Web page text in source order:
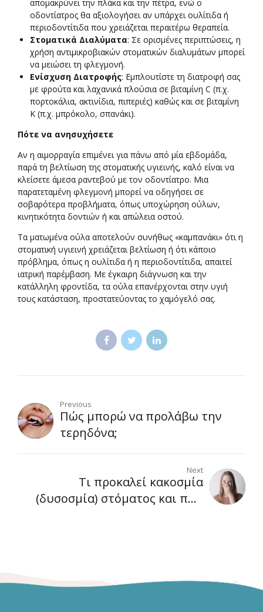
απομακρύνει την πλάκα και την πέτρα, ενώ ο
οδοντίατρος θα αξιολογήσει αν υπάρχει ουλίτιδα ή
περιοδοντίτιδα που χρειάζεται περαιτέρω θεραπεία.
Στοματικά Διαλύματα: Σε ορισμένες περιπτώσεις, η
χρήση αντιμικροβιακών στοματικών διαλυμάτων μπορεί
να μειώσει τη φλεγμονή.
Ενίσχυση Διατροφής: Εμπλουτίστε τη διατροφή σας
με φρούτα και λαχανικά πλούσια σε βιταμίνη C (π.χ.
πορτοκάλια, ακτινίδια, πιπεριές) καθώς και σε βιταμίνη
Κ (π.χ. μπρόκολο, σπανάκι).
Πότε να ανησυχήσετε
Αν η αιμορραγία επιμένει για πάνω από μία εβδομάδα,
παρά τη βελτίωση της στοματικής υγιεινής, καλό είναι να
κλείσετε άμεσα ραντεβού με τον οδοντίατρο. Μια
παρατεταμένη φλεγμονή μπορεί να οδηγήσει σε
σοβαρότερα προβλήματα, όπως υποχώρηση ούλων,
κινητικότητα δοντιών ή και απώλεια οστού.
Τα ματωμένα ούλα αποτελούν συνήθως «καμπανάκι» ότι η
στοματική υγιεινή χρειάζεται βελτίωση ή ότι κάποιο
πρόβλημα, όπως η ουλίτιδα ή η περιοδοντίτιδα, απαιτεί
ιατρική παρέμβαση. Με έγκαιρη διάγνωση και την
κατάλληλη φροντίδα, τα ούλα επανέρχονται στην υγιή
τους κατάσταση, προστατεύοντας το χαμόγελό σας.
Previous
Πώς μπορώ να προλάβω την
τερηδόνα;
Next
Τι προκαλεί κακοσμία
(δυσοσμία) στόματος και πώς